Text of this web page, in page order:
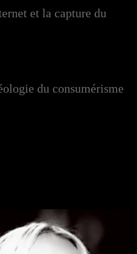
et la capture du
du consumérisme